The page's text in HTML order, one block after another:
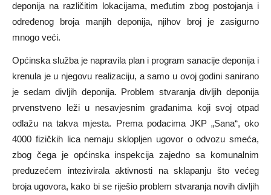
deponija na različitim lokacijama, međutim zbog postojanja i
određenog broja manjih deponija, njihov broj je zasigurno
mnogo veći.
Općinska služba je napravila plan i program sanacije deponija i
krenula je u njegovu realizaciju, a samo u ovoj godini sanirano
je sedam divljih deponija. Problem stvaranja divljih deponija
prvenstveno leži u nesavjesnim građanima koji svoj otpad
odlažu na takva mjesta. Prema podacima JKP „Sana“, oko
4000 fizičkih lica nemaju sklopljen ugovor o odvozu smeća,
zbog čega je općinska inspekcija zajedno sa komunalnim
preduzećem intezivirala aktivnosti na sklapanju što većeg
broja ugovora, kako bi se riješio problem stvaranja novih divljih